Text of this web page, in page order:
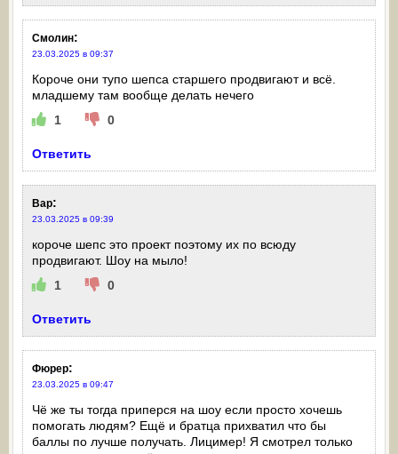
Смолин:
23.03.2025 в 09:37
Короче они тупо шепса старшего продвигают и всё.
младшему там вообще делать нечего
1
0
Ответить
Вар:
23.03.2025 в 09:39
короче шепс это проект поэтому их по всюду
продвигают. Шоу на мыло!
1
0
Ответить
Фюрер:
23.03.2025 в 09:47
Чё же ты тогда приперся на шоу если просто хочешь
помогать людям? Ещё и братца прихватил что бы
баллы по лучше получать. Лицимер! Я смотрел только